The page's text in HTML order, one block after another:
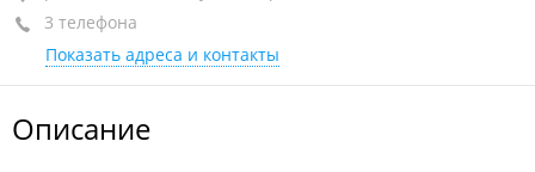
3 телефона
Показать адреса и контакты
Описание